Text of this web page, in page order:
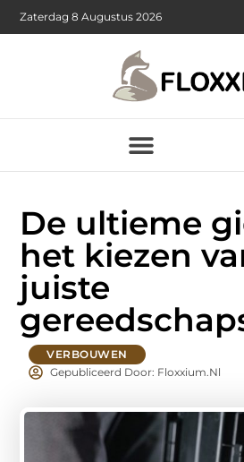
Zaterdag 8 Augustus 2026
De ultieme
het kiezen
juiste
VERBOUWEN
Gepubliceerd Door: Floxxium.nl